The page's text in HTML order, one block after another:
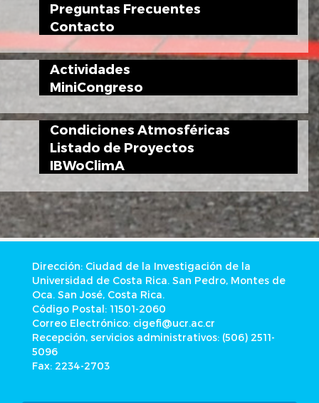
Preguntas Frecuentes
Contacto
Actividades
MiniCongreso
Condiciones Atmosféricas
Listado de Proyectos
IBWoClimA
Dirección: Ciudad de la Investigación de la
Universidad de Costa Rica. San Pedro, Montes de
Oca. San José, Costa Rica.
Código Postal: 11501-2060
Correo Electrónico: cigefi@ucr.ac.cr
Recepción, servicios administrativos: (506) 2511-
5096
Fax: 2234-2703